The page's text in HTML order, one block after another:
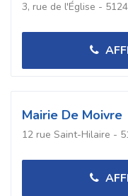
3, rue de l'Église -
Mairie De Moivre
12 rue Saint-Hilaire -